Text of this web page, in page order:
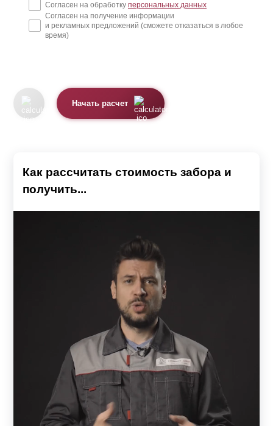
Согласен на обработку персональных данных
Согласен на получение информации
и рекламных предложений (сможете отказаться в любое
время)
Начать расчет
Как рассчитать стоимость забора и
получить...